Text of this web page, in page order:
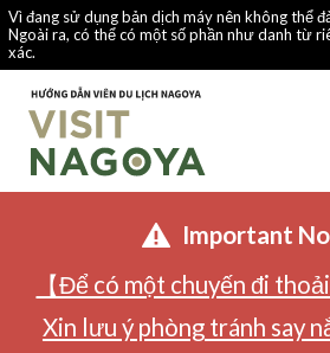
Vì đang sử dụng bản dịch máy nên không thể
Ngoài ra, có thể có một số phần như danh từ
xác.
Important
【Để có một chuyến đi
Xin lưu ý phòng tránh say